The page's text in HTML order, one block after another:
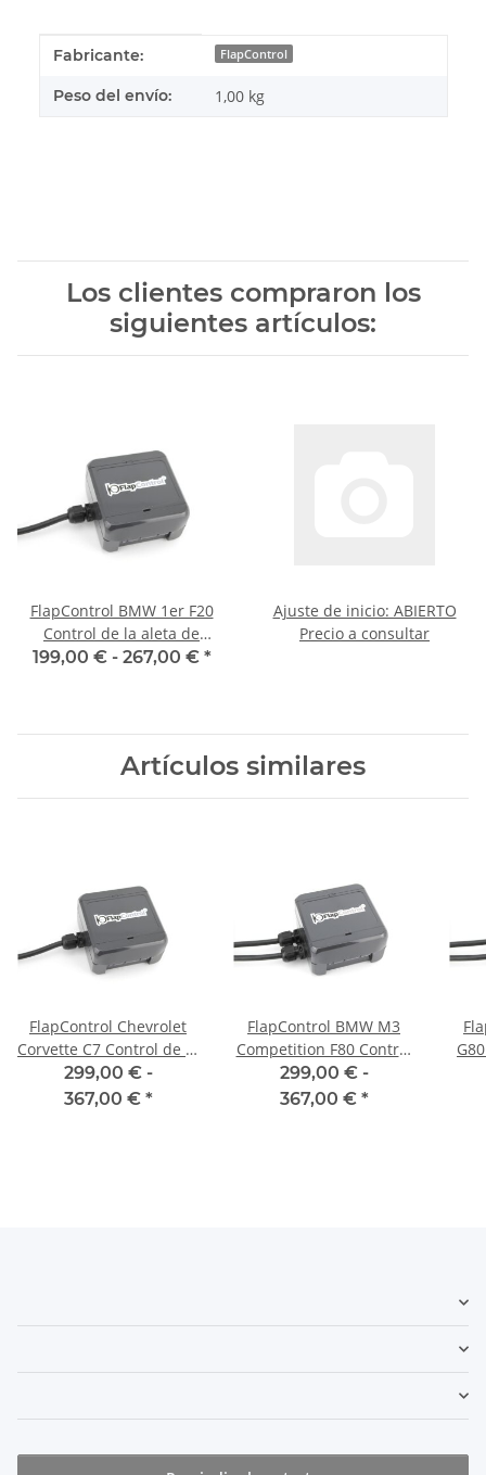
#productDetails.itemInformation#
#productDetails.itemValue#
Fabricante: FlapControl
Peso del envío: 1,00 kg
Los clientes compraron los
siguientes artículos:
FlapControl BMW 1er F20
Control de la aleta de
escape
199,00 € - 267,00 € *
Ajuste de inicio: ABIERTO
Precio a consultar
Artículos similares
FlapControl Chevrolet
Corvette C7 Control de la
aleta de escape
299,00 € -
367,00 € *
FlapControl BMW M3
Competition F80 Control
de la aleta de escape
299,00 € -
367,00 € *